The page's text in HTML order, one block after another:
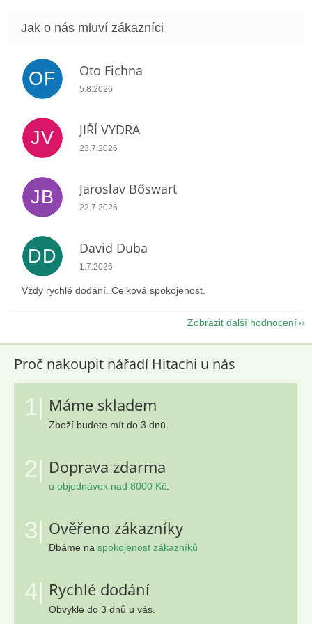
OF Oto Fichna
Hodnocení obchodu je 5 z 5 hvězdiček.
5.8.2026
JV JIŘÍ VYDRA
Hodnocení obchodu je 5 z 5 hvězdiček.
23.7.2026
JB Jaroslav Bőswart
Hodnocení obchodu je 5 z 5 hvězdiček.
22.7.2026
DD David Duba
Hodnocení obchodu je 5 z 5 hvězdiček.
1.7.2026
Vždy rychlé dodání. Celková spokojenost.
Zobrazit další hodnocení
Proč nakoupit nářadí Hitachi u nás
1| Máme skladem
Zboží budete mít do 3 dnů.
2| Doprava zdarma
u objednávek nad 8000 Kč.
3| Ověřeno zákazníky
Dbáme na spokojenost zákazníků
4| Rychlé dodání
Obvykle do 3 dnů u vás.